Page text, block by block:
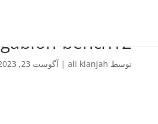
gabion-bench12
توسط ali kianjah
|آگوست 23, 2023